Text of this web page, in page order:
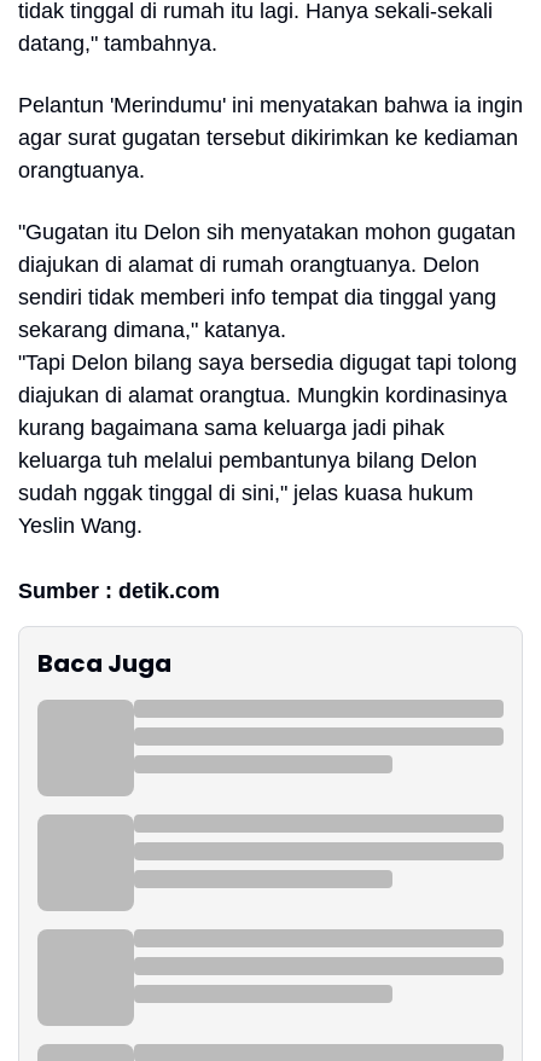
tidak tinggal di rumah itu lagi. Hanya sekali-sekali
datang," tambahnya.
Pelantun 'Merindumu' ini menyatakan bahwa ia ingin
agar surat gugatan tersebut dikirimkan ke kediaman
orangtuanya.
"Gugatan itu Delon sih menyatakan mohon gugatan
diajukan di alamat di rumah orangtuanya. Delon
sendiri tidak memberi info tempat dia tinggal yang
sekarang dimana," katanya.
"Tapi Delon bilang saya bersedia digugat tapi tolong
diajukan di alamat orangtua. Mungkin kordinasinya
kurang bagaimana sama keluarga jadi pihak
keluarga tuh melalui pembantunya bilang Delon
sudah nggak tinggal di sini," jelas kuasa hukum
Yeslin Wang.
Sumber : detik.com
Baca Juga